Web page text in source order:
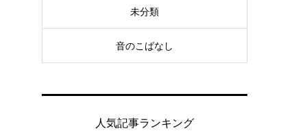
未分類
音のこばなし
人気記事ランキング